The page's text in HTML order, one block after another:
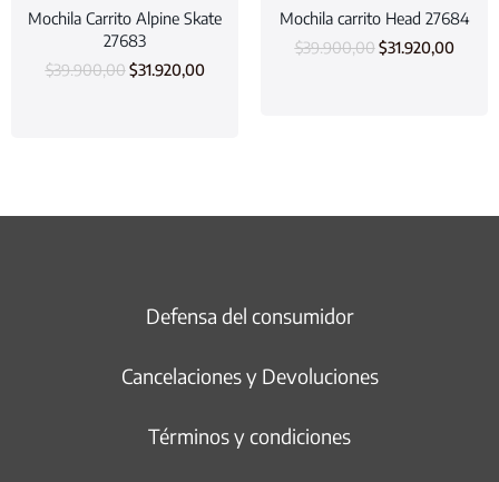
Mochila Carrito Alpine Skate
27683
$39.900,00 $31.920,00
Mochila carrito Head 27684
$39.900,00 $31.920,00
Defensa del consumidor
Cancelaciones y Devoluciones
Términos y condiciones